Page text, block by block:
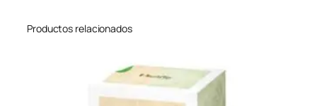
Productos relacionados